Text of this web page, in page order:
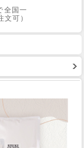
全国一
可）